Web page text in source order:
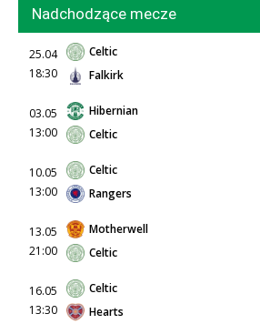
Nadchodzące mecze
25.04
18:30
Celtic
Falkirk
03.05
13:00
Hibernian
Celtic
10.05
13:00
Celtic
Rangers
13.05
21:00
Motherwell
Celtic
16.05
13:30
Celtic
Hearts